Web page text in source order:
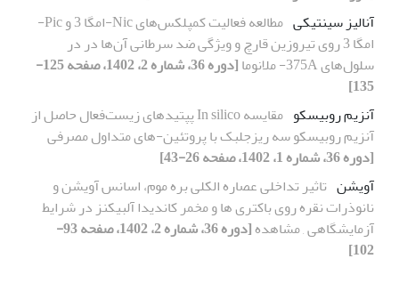
آنالیز سینتیکی
مطالعه فعالیت کمپلکس‌های Nic-امگا 3 و Pic-
امگا 3 روی تیروزین قارچ و ویژگی ضد سرطانی آن‌ها در در
سلول‌های 375A- ملانوما
[دوره 36، شماره 2، 1402، صفحه 125-
135]
آنزیم روبیسکو
مقایسه In silico پپتیدهای زیست‌فعال حاصل از
آنزیم روبیسکو سه ریزجلبک با پروتئین-های متداول مصرفی
[دوره 36، شماره 1، 1402، صفحه 26-43]
آویشن تاثیر تداخلی عصاره الکلی بره موم، اسانس آویشن و
نانوذرات نقره روی باکتری ها و مخمر کاندیدا آلبیکنز در شرایط
آزمایشگاهی , مشاهده
[دوره 36، شماره 2، 1402، صفحه 93-
102]